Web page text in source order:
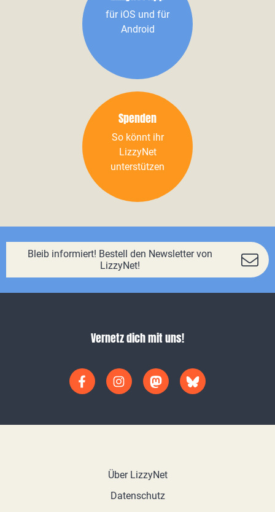
für iOS und für
Android
Spenden
So könnt ihr
LizzyNet
unterstützen
Bleib informiert! Bestell den Newsletter von
LizzyNet!
Vernetz dich mit uns!
Über LizzyNet
Datenschutz